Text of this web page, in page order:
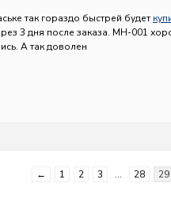
так гораздо быстрей будет
3 дня после заказа. МН-001
А так доволен
← 1 2 3 … 28 29